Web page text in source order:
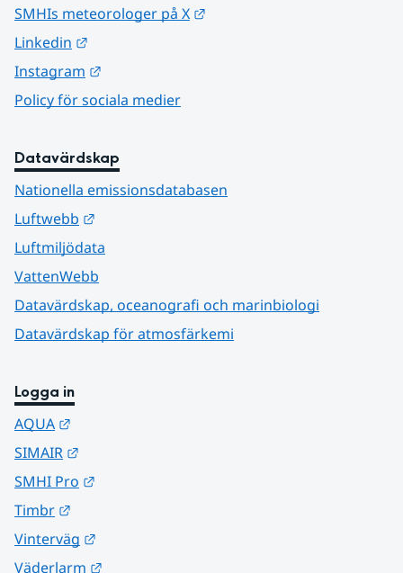
SMHIs meteorologer på X
Linkedin
Instagram
Policy för sociala medier
Datavärdskap
Nationella emissionsdatabasen
Luftwebb
Luftmiljödata
VattenWebb
Datavärdskap, oceanografi och marinbiologi
Datavärdskap för atmosfärkemi
Logga in
AQUA
SIMAIR
SMHI Pro
Timbr
Vinterväg
Väderlarm